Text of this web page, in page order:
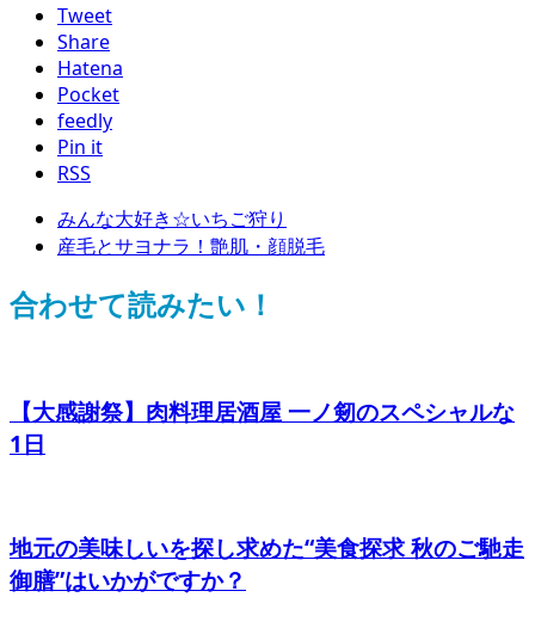
Tweet
Share
Hatena
Pocket
feedly
Pin it
RSS
みんな大好き☆いちご狩り
産毛とサヨナラ！艶肌・顔脱毛
合わせて読みたい！
【大感謝祭】肉料理居酒屋 一ノ剱のスペシャルな
1日
地元の美味しいを探し求めた“美食探求 秋のご馳走
御膳”はいかがですか？